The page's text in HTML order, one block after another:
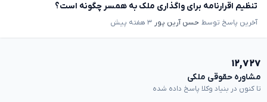
تنظیم اقرارنامه برای واگذاری ملک به همسر چگونه است؟
آخرین پاسخ توسط حسن آرین پور ۳ هفته پیش
۱۲,۷۲۷
مشاوره حقوقی ملکی
تا کنون در بنیاد وکلا پاسخ داده شده